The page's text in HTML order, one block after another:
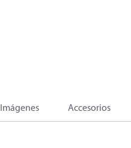
Imágenes Accesorios